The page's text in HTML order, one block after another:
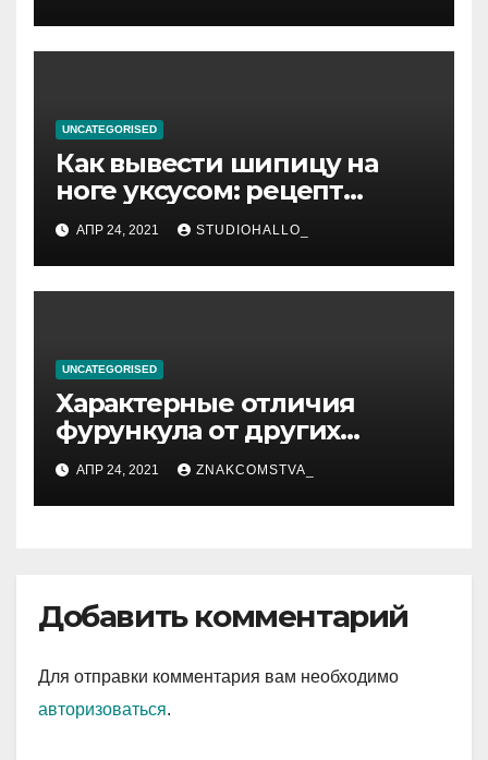
UNCATEGORISED
Как вывести шипицу на
ноге уксусом: рецепт
приготовления
компрессов и теста
АПР 24, 2021 STUDIOHALLO_
UNCATEGORISED
Характерные отличия
фурункула от других
заболеваний
АПР 24, 2021 ZNAKCOMSTVA_
Добавить комментарий
Для отправки комментария вам необходимо
авторизоваться.